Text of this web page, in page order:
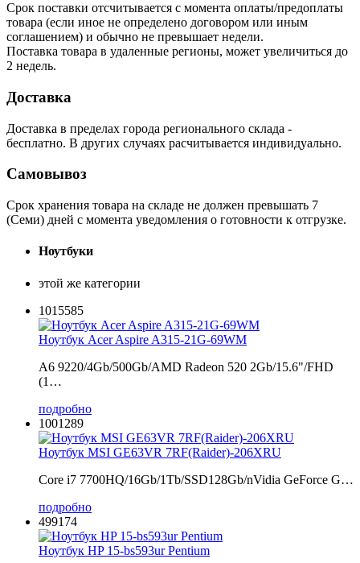
Срок поставки отсчитывается с момента оплаты/предоплаты
товара (если иное не определено договором или иным
соглашением) и обычно не превышает недели.
Поставка товара в удаленные регионы, может увеличиться до
2 недель.
Доставка
Доставка в пределах города регионального склада -
бесплатно. В других случаях расчитывается индивидуально.
Самовывоз
Срок хранения товара на складе не должен превышать 7
(Семи) дней с момента уведомления о готовности к отгрузке.
Ноутбуки
этой же категории
1015585
Ноутбук Acer Aspire A315-21G-69WM
A6 9220/4Gb/500Gb/AMD Radeon 520 2Gb/15.6"/FHD
(1…
подробно
1001289
Ноутбук MSI GE63VR 7RF(Raider)-206XRU
Core i7 7700HQ/16Gb/1Tb/SSD128Gb/nVidia GeForce G…
подробно
499174
Ноутбук HP 15-bs593ur Pentium